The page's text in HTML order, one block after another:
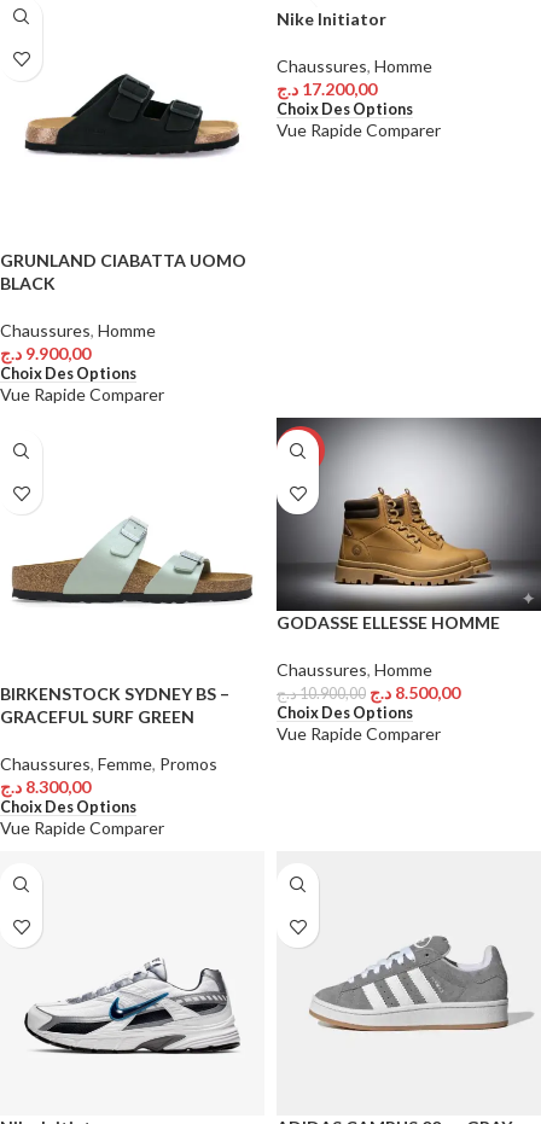
GRUNLAND CIABATTA UOMO
BLACK
Chaussures, Homme
9.900,00 د.ج
Choix Des Options
Vue RapideComparer
Nike Initiator
Chaussures, Homme
17.200,00 د.ج
Choix Des Options
Vue RapideComparer
BIRKENSTOCK SYDNEY BS –
GRACEFUL SURF GREEN
Chaussures, Femme, Promos
8.300,00 د.ج
Choix Des Options
Vue RapideComparer
-22%
GODASSE ELLESSE HOMME
Chaussures, Homme
10.900,00د.ج 8.500,00 د.ج
Choix Des Options
Vue RapideComparer